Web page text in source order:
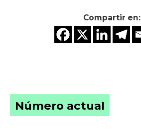
Compartir en:
Número actual